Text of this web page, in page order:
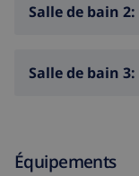
Salle de bain 2:
Salle de bain 3:
Équipements